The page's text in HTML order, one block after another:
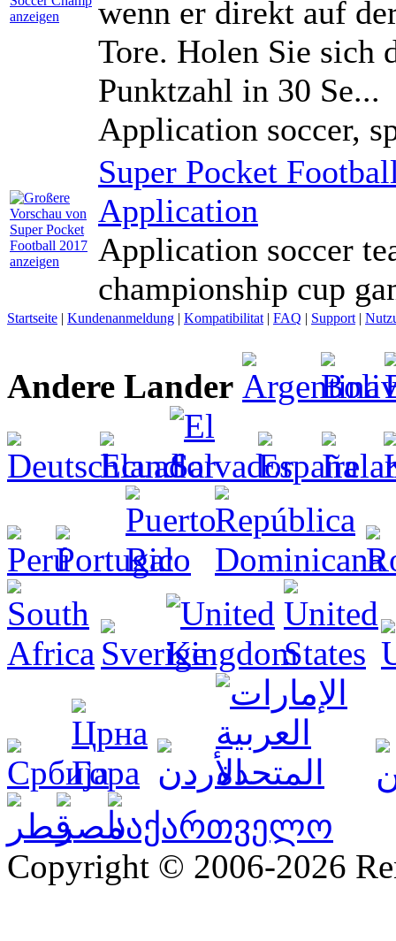
wenn er direkt auf
Tore. Holen Sie sich
Punktzahl in 30 Se...
Application soccer,
Super Pocket
Application
Application soccer
championship cup
Startseite | Kundenanmeldung | Kompatibilitat | FAQ | Support |
Andere Lander
Copyright © 2006-2026